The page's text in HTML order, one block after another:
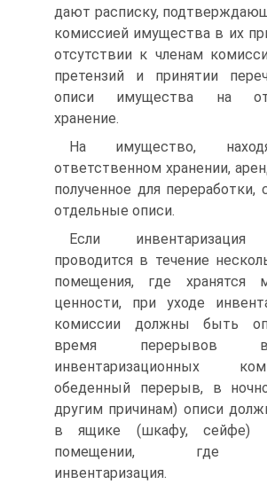
дают расписку,
комиссией имущества в их
отсутствии к членам
претензий и принятии
описи имущества на
хранение.
На имущество,
ответственном хранении,
полученное для переработки,
отдельные описи.
Если инвентаризация
проводится в течение
помещения, где хранятся
ценности, при уходе
комиссии должны быть
время перерывов
инвентаризационных
обеденный перерыв, в
другим причинам) описи
в ящике (шкафу, сейфе)
помещении, где
инвентаризация.